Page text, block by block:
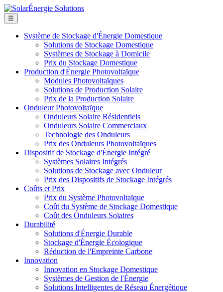
☰
Système de Stockage d'Énergie Domestique
Solutions de Stockage Domestique
Systèmes de Stockage à Domicile
Prix du Stockage Domestique
Production d'Énergie Photovoltaïque
Modules Photovoltaïques
Solutions de Production Solaire
Prix de la Production Solaire
Onduleur Photovoltaïque
Onduleurs Solaire Résidentiels
Onduleurs Solaire Commerciaux
Technologie des Onduleurs
Prix des Onduleurs Photovoltaïques
Dispositif de Stockage d'Énergie Intégré
Systèmes Solaires Intégrés
Solutions de Stockage avec Onduleur
Prix des Dispositifs de Stockage Intégrés
Coûts et Prix
Prix du Système Photovoltaïque
Coût du Système de Stockage Domestique
Coût des Onduleurs Solaires
Durabilité
Solutions d'Énergie Durable
Stockage d'Énergie Écologique
Réduction de l'Empreinte Carbone
Innovation
Innovation en Stockage Domestique
Systèmes de Gestion de l'Énergie
Solutions Intelligentes de Réseau Énergétique